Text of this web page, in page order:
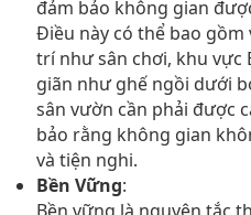
đảm bảo không gian
Điều này có thể bao gồm
trí như sân chơi, khu vực
giãn như ghế ngồi dưới
sân vườn cần phải được
bảo rằng không gian
và tiện nghi.
Bền Vững:
Bền vững là nguyên tắc